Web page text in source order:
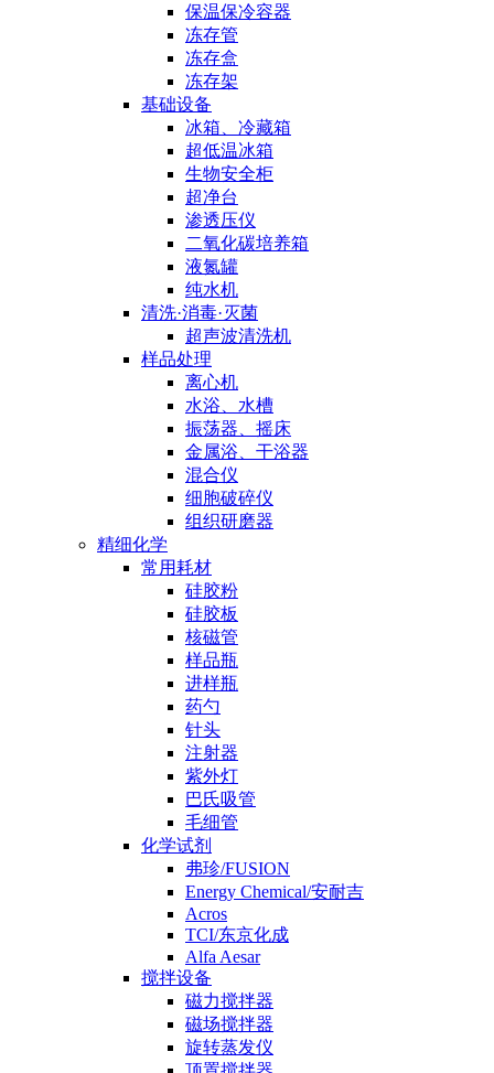
保温保冷容器
冻存管
冻存盒
冻存架
基础设备
冰箱、冷藏箱
超低温冰箱
生物安全柜
超净台
渗透压仪
二氧化碳培养箱
液氮罐
纯水机
清洗·消毒·灭菌
超声波清洗机
样品处理
离心机
水浴、水槽
振荡器、摇床
金属浴、干浴器
混合仪
细胞破碎仪
组织研磨器
精细化学
常用耗材
硅胶粉
硅胶板
核磁管
样品瓶
进样瓶
药勺
针头
注射器
紫外灯
巴氏吸管
毛细管
化学试剂
弗珍/FUSION
Energy Chemical/安耐吉
Acros
TCI/东京化成
Alfa Aesar
搅拌设备
磁力搅拌器
磁场搅拌器
旋转蒸发仪